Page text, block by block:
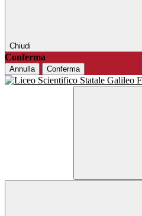
Chiudi
Conferma
Annulla Conferma